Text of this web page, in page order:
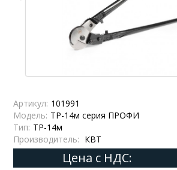
Артикул: 101991
Модель: ТР-14м серия ПРОФИ
Тип: ТР-14м
Производитель: КВТ
Цена с НДС: